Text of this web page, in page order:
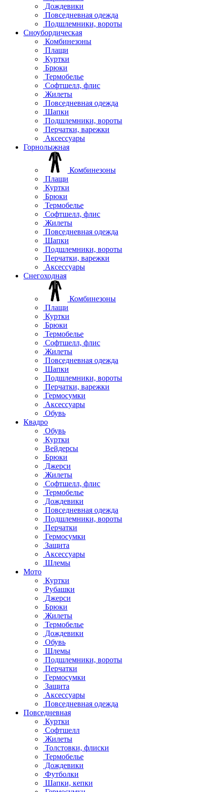
Дождевики
Повседневная одежда
Подшлемники, вороты
Сноубордическая
Комбинезоны
Плащи
Куртки
Брюки
Термобелье
Софтшелл, флис
Жилеты
Повседневная одежда
Шапки
Подшлемники, вороты
Перчатки, варежки
Аксессуары
Горнолыжная
Комбинезоны
Плащи
Куртки
Брюки
Термобелье
Софтшелл, флис
Жилеты
Повседневная одежда
Шапки
Подшлемники, вороты
Перчатки, варежки
Аксессуары
Снегоходная
Комбинезоны
Плащи
Куртки
Брюки
Термобелье
Софтшелл, флис
Жилеты
Повседневная одежда
Шапки
Подшлемники, вороты
Перчатки, варежки
Гермосумки
Аксессуары
Обувь
Квадро
Обувь
Куртки
Вейдерсы
Брюки
Джерси
Жилеты
Софтшелл, флис
Термобелье
Дождевики
Повседневная одежда
Подшлемники, вороты
Перчатки
Гермосумки
Защита
Аксессуары
Шлемы
Мото
Куртки
Рубашки
Джерси
Брюки
Жилеты
Термобелье
Дождевики
Обувь
Шлемы
Подшлемники, вороты
Перчатки
Гермосумки
Защита
Аксессуары
Повседневная одежда
Повседневная
Куртки
Софтшелл
Жилеты
Толстовки, флиски
Термобелье
Дождевики
Футболки
Шапки, кепки